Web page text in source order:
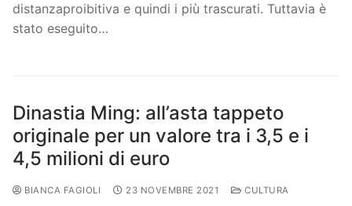
distanzaproibitiva e quindi i più trascurati. Tuttavia è
stato eseguito…
Dinastia Ming: all’asta tappeto
originale per un valore tra i 3,5 e i
4,5 milioni di euro
BIANCA FAGIOLI 23 NOVEMBRE 2021 CULTURA